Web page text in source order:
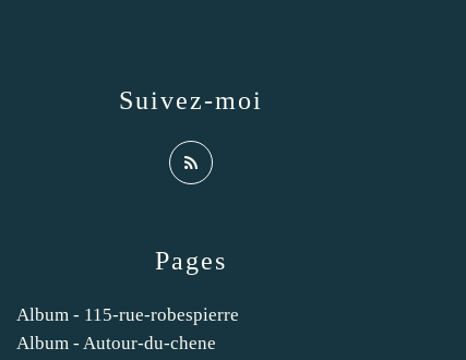
Pages
Album - 115-rue-robespierre
Album - Autour-du-chene
Suivez-moi